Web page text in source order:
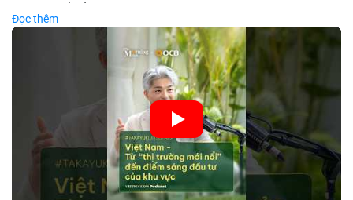
hội cho nhà đầu tư lặp lại mô hình thành công của các quốc
gia đang phát triển. Nền tảng crypto tại Việt Nam cũng tăng
trưởng nhờ chính sách ổn định và sự quan tâm từ nhà đầu tư
🎥 Xem video trực tiếp tại:
Nguồn: VIETSUCCESS
Đọc thêm